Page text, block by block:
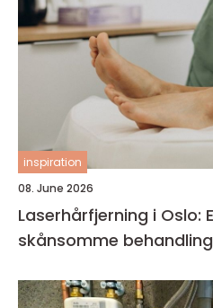
inspiration
08. June 2026
Laserhårfjerning i Oslo:
skånsomme